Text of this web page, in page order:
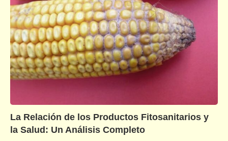
La Relación de los Productos Fitosanitarios y
la Salud: Un Análisis Completo